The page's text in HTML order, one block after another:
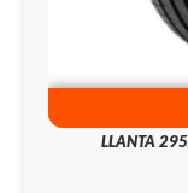
LLANTA